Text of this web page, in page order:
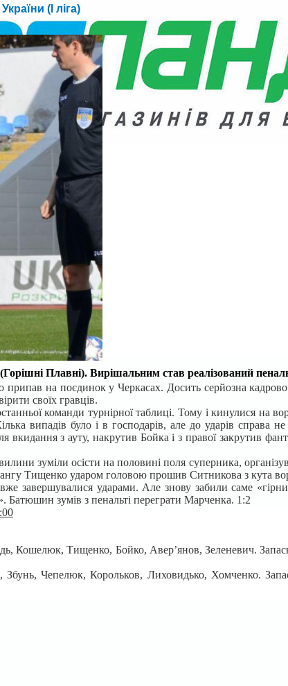
(I ліга)
Плавні). Вирішальним став реалізований
на поєдинок у Черкасах. Досить серйозна
своїх гравців.
команди турнірної таблиці. Тому і кинулися на
випадів було і в господарів, але до ударів справа
вкидання з ауту, накрутив Бойка і з правої закрутив
зуміли осісти на половині поля суперника,
Тищенко ударом головою прошив Ситникова з кута
завершувалися ударами. Але знову забили саме
Батюшин зумів з пенальті переграти Марченка. 1:2
Кошелюк, Тищенко, Бойко, Авер’янов, Зеленевич.
Чепелюк, Корольков, Лиховидько, Хомченко.